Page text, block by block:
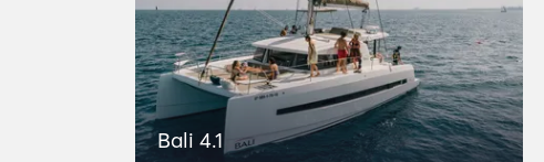
Bali 4.1